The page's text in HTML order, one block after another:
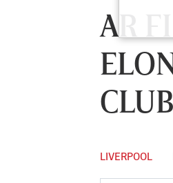
AR
LIVERPOOL